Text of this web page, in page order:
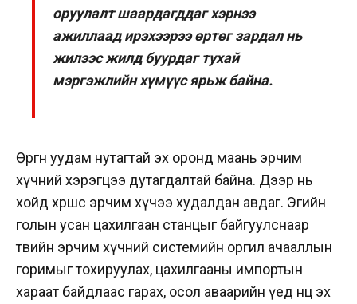
оруулалт шаардагддаг хэрнээ
ажиллаад ирэхээрээ өртөг зардал нь
жилээс жилд буурдаг тухай
мэргэжлийн хүмүүс ярьж байна.
Өргөн уудам нутагтай эх оронд маань эрчим
хүчний хэрэгцээ дутагдалтай байна. Дээр нь
хойд хөршөөс эрчим хүчээ худалдан авдаг. Эгийн
голын усан цахилгаан станцыг байгуулснаар
төвийн эрчим хүчний системийн оргил ачааллын
горимыг тохируулах, цахилгааны импортын
хараат байдлаас гарах, осол аваарийн үед нөөц эх